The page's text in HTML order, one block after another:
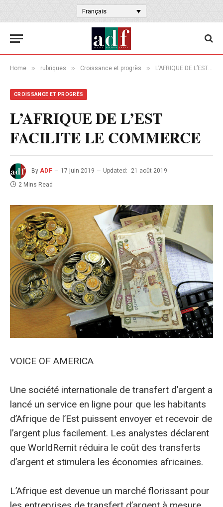
Français
Home » rubriques » Croissance et progrès » L’AFRIQUE DE L’EST FACILITE LE COMMERCE
CROISSANCE ET PROGRÈS
L’AFRIQUE DE L’EST
FACILITE LE COMMERCE
By ADF 17 juin 2019 Updated:
21 août 2019
2 Mins Read
VOICE OF AMERICA
Une société internationale de transfert d’argent a
lancé un service en ligne pour que les habitants
d’Afrique de l’Est puissent envoyer et recevoir de
l’argent plus facilement. Les analystes déclarent
que WorldRemit réduira le coût des transferts
d’argent et stimulera les économies africaines.
L’Afrique est devenue un marché florissant pour